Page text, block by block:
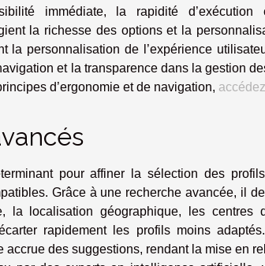
immédiate, la rapidité d’exécution
la richesse des options et la
la personnalisation de l’expérience
et la transparence dans la gestion
d’ergonomie et de navigation,
pour affiner la sélection des
Grâce à une recherche avancée, il
la localisation géographique, les centres
rapidement les profils moins
des suggestions, rendant la mise en